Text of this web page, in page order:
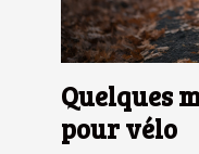
Quelques
pour vélo